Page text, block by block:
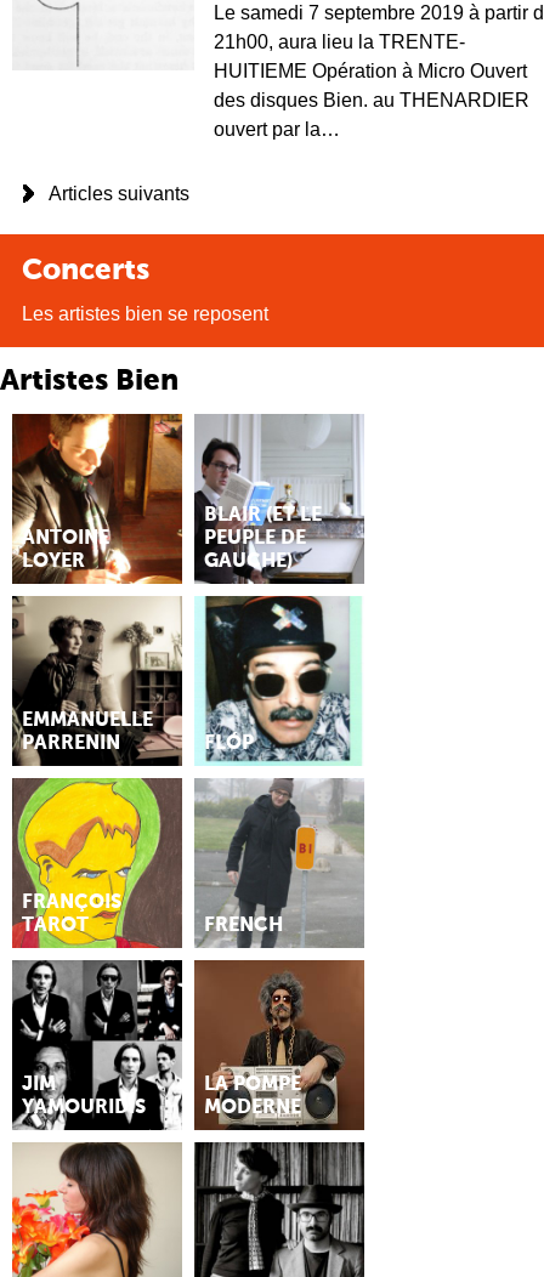
Le samedi 7 septembre 2019 à partir
21h00, aura lieu la TRENTE-
HUITIEME Opération à Micro Ouvert
des disques Bien. au THENARDIER
ouvert par la…
Articles suivants
Concerts
Les artistes bien se reposent
Artistes Bien
ANTOINE
LOYER
BLAIR (ET LE
PEUPLE DE
GAUCHE)
EMMANUELLE
PARRENIN
FLÓP
FRANÇOIS
TAROT
FRENCH
JIM
YAMOURIDIS
LA POMPE
MODERNE